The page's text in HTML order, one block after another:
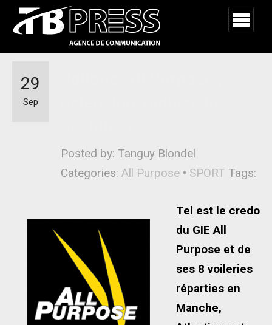
Posted by: Tanguy Blondel
Categories: All Purpose • SPORT Tags:
29
Sep
Tel est le credo
du GIE All
Purpose et de
ses 8 voileries
réparties en
Manche,